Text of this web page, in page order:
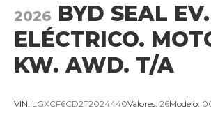
2026 BYD SEAL
ELÉCTRICO.
KW. AWD. T/A
VIN: LGXCF6CD2T2024440Valores: 26Modelo: